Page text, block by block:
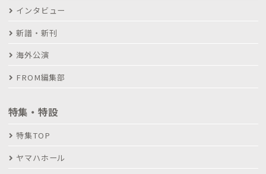
インタビュー
新譜・新刊
海外公演
FROM編集部
特集・特設
特集TOP
ヤマハホール